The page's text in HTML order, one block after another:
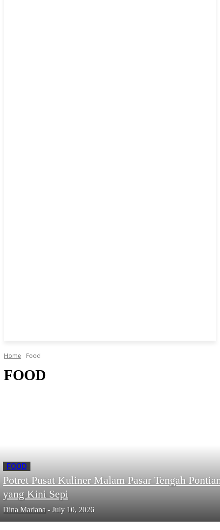
Home Food
FOOD
FOOD
Potret Pusat Kuliner Malam Pasar Tengah
yang Kini Sepi
Dina Mariana - July 10, 2026